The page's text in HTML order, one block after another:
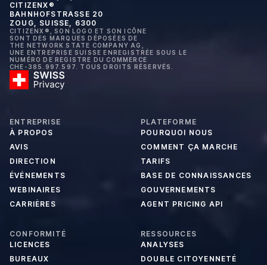
CITIZENX®
BAHNHOFSTRASSE 20
ZOUG, SUISSE, 6300
CITIZENX®, SON LOGO ET SON ICÔNE
SONT DES MARQUES DÉPOSÉES DE
THE NETWORK STATE COMPANY AG,
UNE ENTREPRISE SUISSE ENREGISTRÉE SOUS LE
NUMÉRO DE REGISTRE DU COMMERCE
CHE-385.997.597. TOUS DROITS RÉSERVÉS.
ENTREPRISE
À PROPOS
AVIS
DIRECTION
ÉVÉNEMENTS
WEBINAIRES
CARRIÈRES
PLATEFORME
POURQUOI NOUS
COMMENT ÇA MARCHE
TARIFS
BASE DE CONNAISSANCES
GOUVERNEMENTS
AGENT PRICING API
CONFORMITÉ
LICENCES
BUREAUX
RESSOURCES
ANALYSES
DOUBLE CITOYENNETÉ